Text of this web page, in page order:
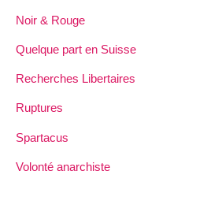
Noir & Rouge
Quelque part en Suisse
Recherches Libertaires
Ruptures
Spartacus
Volonté anarchiste